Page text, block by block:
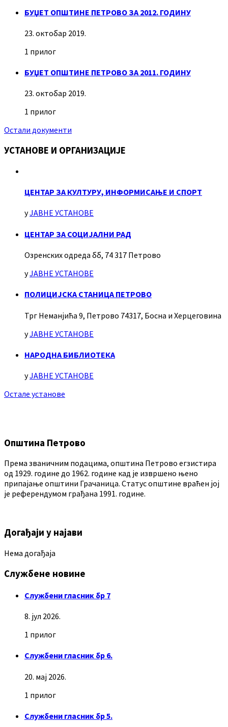
БУЏЕТ ОПШТИНЕ ПЕТРОВО ЗА 2012. ГОДИНУ
23. октобар 2019.
1 прилог
БУЏЕТ ОПШТИНЕ ПЕТРОВО ЗА 2011. ГОДИНУ
23. октобар 2019.
1 прилог
Остали документи
УСТАНОВЕ И ОРГАНИЗАЦИЈЕ
ЦЕНТАР ЗА КУЛТУРУ, ИНФОРМИСАЊЕ И СПОРТ
уЈАВНЕ УСТАНОВЕ
ЦЕНТАР ЗА СОЦИЈАЛНИ РАД
Озренских одреда бб, 74 317 Петрово
уЈАВНЕ УСТАНОВЕ
ПОЛИЦИЈСКА СТАНИЦА ПЕТРОВО
Трг Неманјића 9, Петрово 74317, Босна и Херцеговина
уЈАВНЕ УСТАНОВЕ
НАРОДНА БИБЛИОТЕКА
уЈАВНЕ УСТАНОВЕ
Остале установе
Општина Петрово
Према званичним подацима, општина Петрово егзистира
од 1929. године до 1962. године кад је извршено њено
припајање општини Грачаница. Статус општине враћен јој
је референдумом грађана 1991. године.
Догађаји у најави
Нема догађаја
Службене новине
Службени гласник бр 7
8. јул 2026.
1 прилог
Службени гласник бр 6.
20. мај 2026.
1 прилог
Службени гласник бр 5.